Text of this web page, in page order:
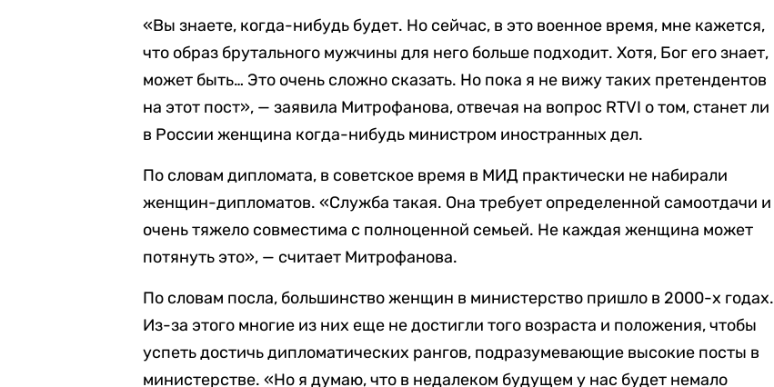
«Вы знаете, когда-нибудь будет. Но сейчас, в это военное время, мне кажется,
что образ брутального мужчины для него больше подходит. Хотя, Бог его знает,
может быть… Это очень сложно сказать. Но пока я не вижу таких претендентов
на этот пост», — заявила Митрофанова, отвечая на вопрос RTVI о том, станет ли
в России женщина когда-нибудь министром иностранных дел.
По словам дипломата, в советское время в МИД практически не набирали
женщин-дипломатов. «Служба такая. Она требует определенной самоотдачи и
очень тяжело совместима с полноценной семьей. Не каждая женщина может
потянуть это», — считает Митрофанова.
По словам посла, большинство женщин в министерство пришло в 2000-х годах.
Из-за этого многие из них еще не достигли того возраста и положения, чтобы
успеть достичь дипломатических рангов, подразумевающие высокие посты в
министерстве. «Но я думаю, что в недалеком будущем у нас будет немало